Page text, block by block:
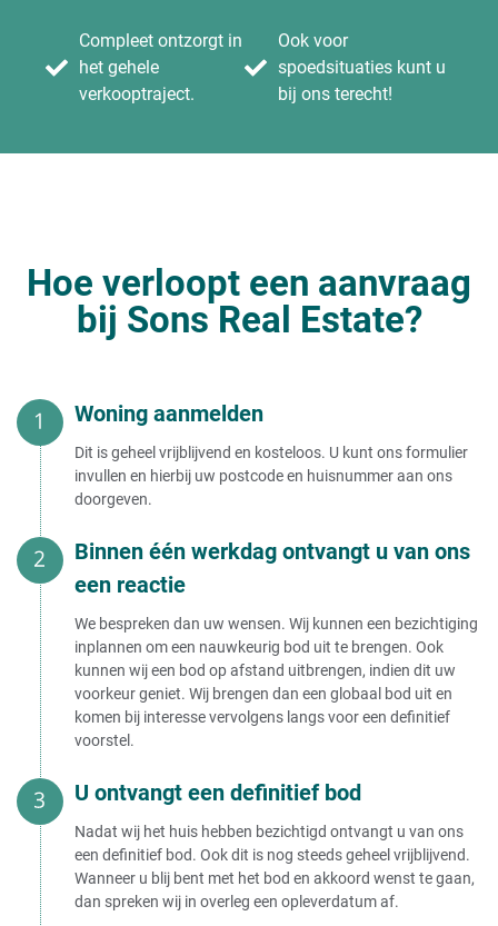
Compleet ontzorgt in
het gehele
verkooptraject.
Ook voor
spoedsituaties kunt u
bij ons terecht!
Hoe verloopt een aanvraag
bij Sons Real Estate?
Woning aanmelden
Dit is geheel vrijblijvend en kosteloos. U kunt ons formulier
invullen en hierbij uw postcode en huisnummer aan ons
doorgeven.
Binnen één werkdag ontvangt u van ons
een reactie
We bespreken dan uw wensen. Wij kunnen een bezichtiging
inplannen om een nauwkeurig bod uit te brengen. Ook
kunnen wij een bod op afstand uitbrengen, indien dit uw
voorkeur geniet. Wij brengen dan een globaal bod uit en
komen bij interesse vervolgens langs voor een definitief
voorstel.
U ontvangt een definitief bod
Nadat wij het huis hebben bezichtigd ontvangt u van ons
een definitief bod. Ook dit is nog steeds geheel vrijblijvend.
Wanneer u blij bent met het bod en akkoord wenst te gaan,
dan spreken wij in overleg een opleverdatum af.